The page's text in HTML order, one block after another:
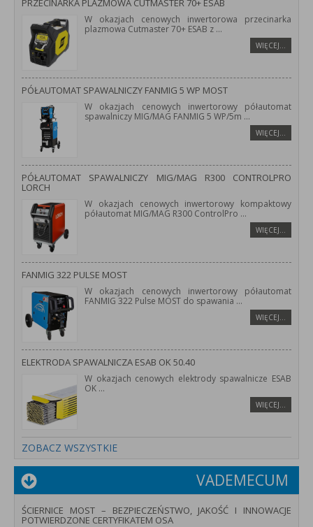
PRZECINARKA PLAZMOWA CUTMASTER 70+ ESAB
W okazjach cenowych inwertorowa przecinarka
plazmowa Cutmaster 70+ ESAB z ...
WIĘCEJ…
PÓŁAUTOMAT SPAWALNICZY FANMIG 5 WP MOST
W okazjach cenowych inwertorowy półautomat
spawalniczy MIG/MAG FANMIG 5 WP/5m ...
WIĘCEJ…
PÓŁAUTOMAT SPAWALNICZY MIG/MAG R300 CONTROLPRO
LORCH
W okazjach cenowych inwertorowy kompaktowy
półautomat MIG/MAG R300 ControlPro ...
WIĘCEJ…
FANMIG 322 PULSE MOST
W okazjach cenowych inwertorowy półautomat
FANMIG 322 Pulse MOST do spawania ...
WIĘCEJ…
ELEKTRODA SPAWALNICZA ESAB OK 50.40
W okazjach cenowych elektrody spawalnicze ESAB
OK ...
WIĘCEJ…
ZOBACZ WSZYSTKIE
VADEMECUM
ŚCIERNICE MOST – BEZPIECZEŃSTWO, JAKOŚĆ I INNOWACJE
POTWIERDZONE CERTYFIKATEM OSA